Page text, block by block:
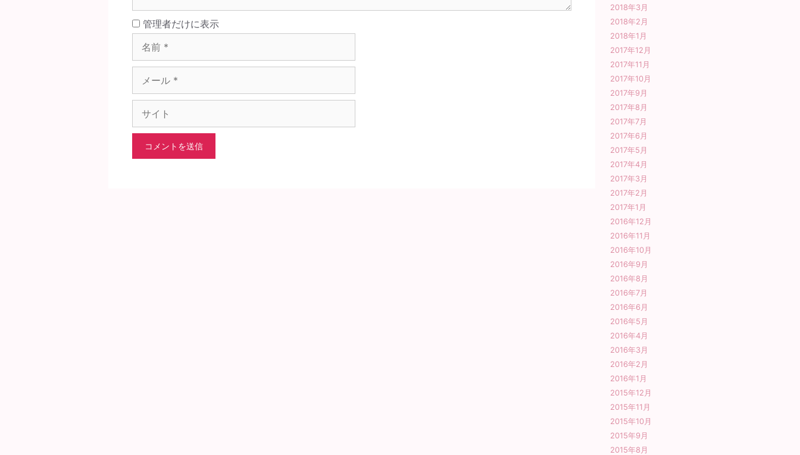
管理者だけに表示名
前
ル
ト
2018年3月
2018年2月
2018年1月
2017年12月
2017年11月
2017年10月
2017年9月
2017年8月
2017年7月
2017年6月
2017年5月
2017年4月
2017年3月
2017年2月
2017年1月
2016年12月
2016年11月
2016年10月
2016年9月
2016年8月
2016年7月
2016年6月
2016年5月
2016年4月
2016年3月
2016年2月
2016年1月
2015年12月
2015年11月
2015年10月
2015年9月
2015年8月